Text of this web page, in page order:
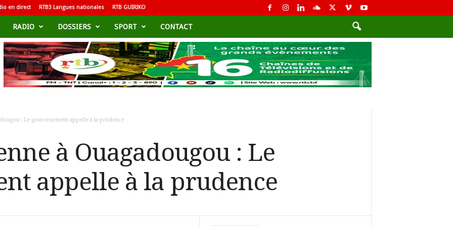
en direct RTB3 Langues nationales RTB GUIRIKO
RADIO DOSSIERS SPORT CONTACT
: Le gouvernement appelle à la prudence
à Ouagadougou : Le
appelle à la prudence